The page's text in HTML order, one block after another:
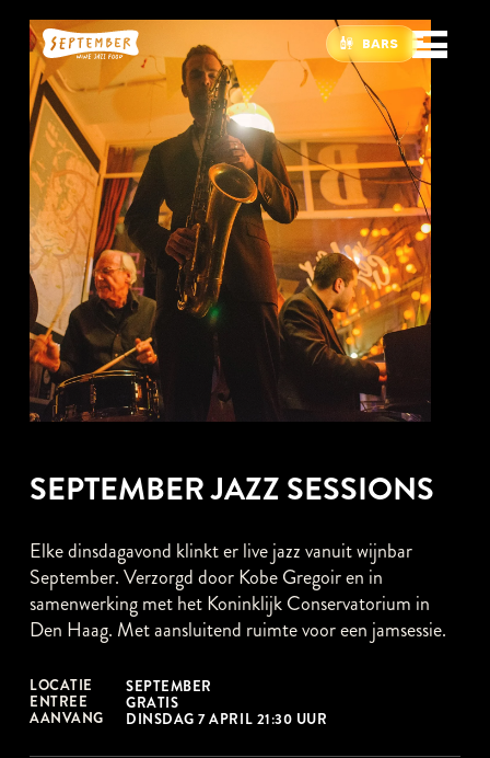
BARS
SEPTEMBER JAZZ SESSIONS
Elke dinsdagavond klinkt er live jazz vanuit wijnbar
September. Verzorgd door Kobe Gregoir en in
samenwerking met het Koninklijk Conservatorium in
Den Haag. Met aansluitend ruimte voor een jamsessie.
LOCATIE SEPTEMBER
ENTREE GRATIS
AANVANG DINSDAG 7 APRIL 21:30 UUR